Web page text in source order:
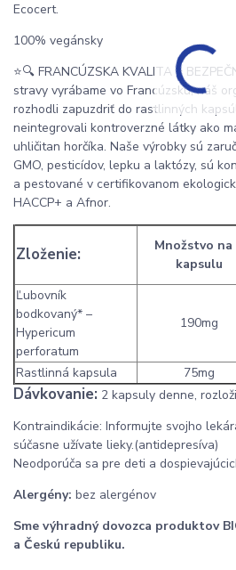
Ecocert.
100% vegánsky
⭐🔍 FRANCÚZSKA KVALITA =
stravy vyrábame vo Francúzsku, náš
rozhodli zapuzdriť do rastlinných
neintegrovali kontroverzné látky ako
uhličitan horčíka. Naše výrobky sú
GMO, pesticídov, lepku a laktózy, sú
a pestované v certifikovanom
HACCP+ a Afnor.
Zloženie:
Množstvo na
kapsulu
Ľubovník
bodkovaný* –
Hypericum
perforatum
190mg
Rastlinná kapsula 75mg
Dávkovanie: 2 kapsuly denne,
Kontraindikácie: Informujte svojho
súčasne užívate lieky.(antidepresíva)
Neodporúča sa pre deti a
Alergény: bez alergénov
Sme výhradný dovozca produktov
a Českú republiku.